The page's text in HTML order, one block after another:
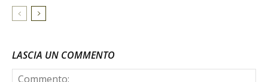
LASCIA UN COMMENTO